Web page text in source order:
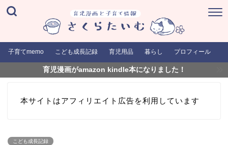
子育てmemo こども成長記録 育児用品 暮らし プロフィール
育児漫画がamazon kindle本になりました！
本サイトはアフィリエイト広告を利用しています
こども成長記録